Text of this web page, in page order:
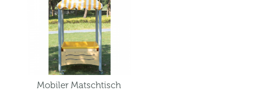
Mobiler Matschtisch